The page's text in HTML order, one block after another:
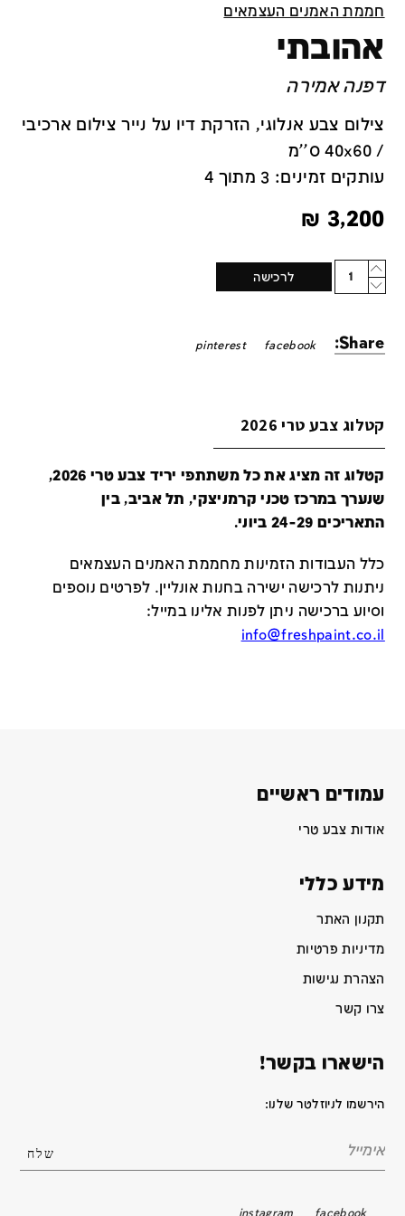
חממת האמנים העצמאים
אהובתי
דפנה אמירה
צילום צבע אנלוגי, הזרקת דיו על נייר צילום ארכיבי
/ 40x60 ס''מ
עותקים זמינים: 3 מתוך 4
3,200
₪
Quantity
לרכישה
Share:
facebook
pinterest
קטלוג צבע טרי 2026
קטלוג זה מציג את כל משתתפי יריד צבע טרי 2026,
שנערך במרכז טכני קרמניצקי, תל אביב, בין
התאריכים 24-29 ביוני.
כלל העבודות הזמינות מחממת האמנים העצמאים
ניתנות לרכישה ישירה בחנות אונליין. לפרטים נוספים
וסיוע ברכישה ניתן לפנות אלינו במייל:
info@freshpaint.co.il
עמודים ראשיים
אודות צבע טרי
מידע כללי
תקנון האתר
מדיניות פרטיות
הצהרת נגישות
צרו קשר
הישארו בקשר!
הירשמו לניוזלטר שלנו:
facebook
instagram